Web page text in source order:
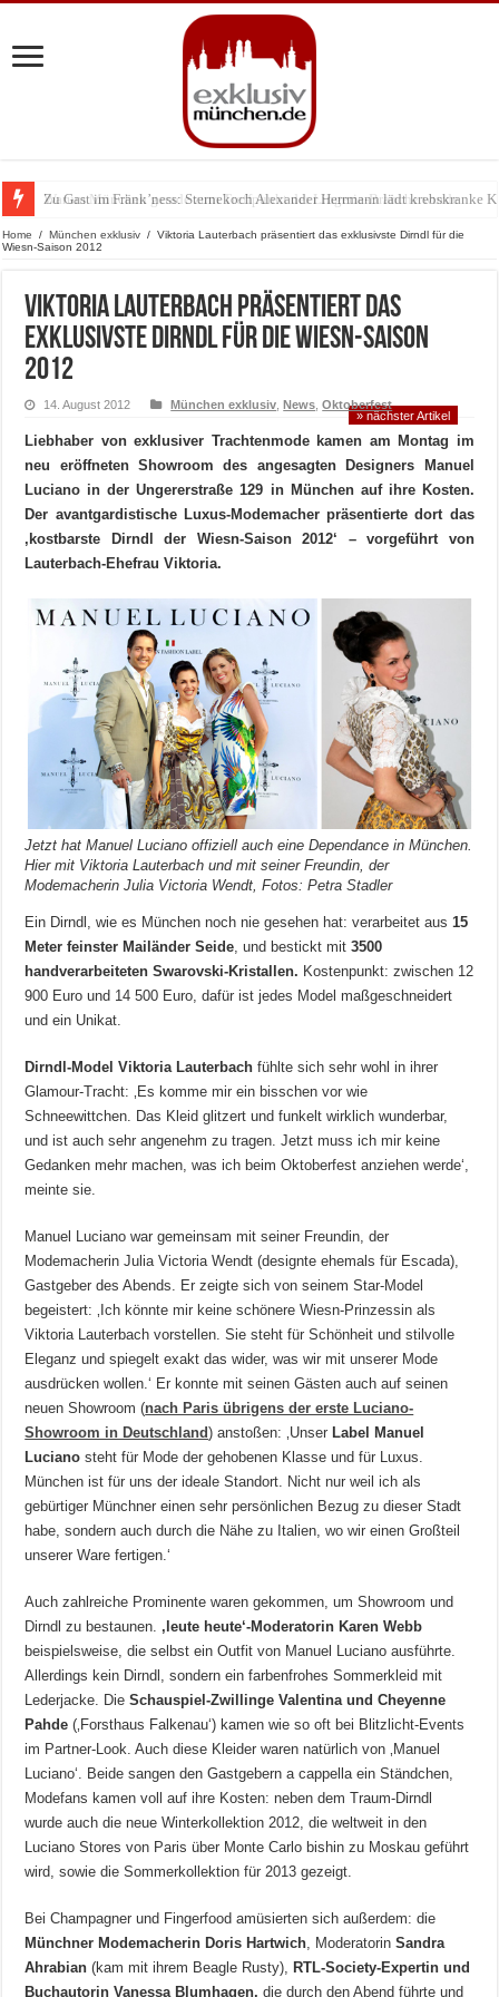
Zu Gast im Fränk’ness: Sternekoch Alexander Herrmann lädt krebskranke
Warum München gerade zum Treffpunkt der Lingerie-Branche wurde
Home / München exklusiv / Viktoria Lauterbach präsentiert das exklusivste Dirndl für die
Wiesn-Saison 2012
Viktoria Lauterbach präsentiert das
exklusivste Dirndl für die Wiesn-Saison
2012
14. August 2012 München exklusiv ,News ,Oktoberfest
» nächster Artikel
Liebhaber von exklusiver Trachtenmode kamen am Montag im
neu eröffneten Showroom des angesagten Designers Manuel
Luciano in der Ungererstraße 129 in München auf ihre Kosten.
Der avantgardistische Luxus-Modemacher präsentierte dort das
‚kostbarste Dirndl der Wiesn-Saison 2012‘ – vorgeführt von
Lauterbach-Ehefrau Viktoria.
Jetzt hat Manuel Luciano offiziell auch eine Dependance in München.
Hier mit Viktoria Lauterbach und mit seiner Freundin, der
Modemacherin Julia Victoria Wendt, Fotos: Petra Stadler
Ein Dirndl, wie es München noch nie gesehen hat: verarbeitet aus15
Meter feinster Mailänder Seide, und bestickt mit3500
handverarbeiteten Swarovski-Kristallen. Kostenpunkt: zwischen 12
900 Euro und 14 500 Euro, dafür ist jedes Model maßgeschneidert
und ein Unikat.
Dirndl-Model Viktoria Lauterbach fühlte sich sehr wohl in ihrer
Glamour-Tracht: ‚Es komme mir ein bisschen vor wie
Schneewittchen. Das Kleid glitzert und funkelt wirklich wunderbar,
und ist auch sehr angenehm zu tragen. Jetzt muss ich mir keine
Gedanken mehr machen, was ich beim Oktoberfest anziehen werde‘,
meinte sie.
Manuel Luciano war gemeinsam mit seiner Freundin, der
Modemacherin Julia Victoria Wendt (designte ehemals für Escada),
Gastgeber des Abends. Er zeigte sich von seinem Star-Model
begeistert: ‚Ich könnte mir keine schönere Wiesn-Prinzessin als
Viktoria Lauterbach vorstellen. Sie steht für Schönheit und stilvolle
Eleganz und spiegelt exakt das wider, was wir mit unserer Mode
ausdrücken wollen.‘ Er konnte mit seinen Gästen auch auf seinen
neuen Showroom (nach Paris übrigens der erste Luciano-
Showroom in Deutschland) anstoßen: ‚Unser Label Manuel
Luciano steht für Mode der gehobenen Klasse und für Luxus.
München ist für uns der ideale Standort. Nicht nur weil ich als
gebürtiger Münchner einen sehr persönlichen Bezug zu dieser Stadt
habe, sondern auch durch die Nähe zu Italien, wo wir einen Großteil
unserer Ware fertigen.‘
Auch zahlreiche Prominente waren gekommen, um Showroom und
Dirndl zu bestaunen. ‚leute heute‘-Moderatorin Karen Webb
beispielsweise, die selbst ein Outfit von Manuel Luciano ausführte.
Allerdings kein Dirndl, sondern ein farbenfrohes Sommerkleid mit
Lederjacke. Die Schauspiel-Zwillinge Valentina und Cheyenne
Pahde (‚Forsthaus Falkenau‘) kamen wie so oft bei Blitzlicht-Events
im Partner-Look. Auch diese Kleider waren natürlich von ‚Manuel
Luciano‘. Beide sangen den Gastgebern a cappella ein Ständchen,
Modefans kamen voll auf ihre Kosten: neben dem Traum-Dirndl
wurde auch die neue Winterkollektion 2012, die weltweit in den
Luciano Stores von Paris über Monte Carlo bishin zu Moskau geführt
wird, sowie die Sommerkollektion für 2013 gezeigt.
Bei Champagner und Fingerfood amüsierten sich außerdem: die
Münchner Modemacherin Doris Hartwich, Moderatorin Sandra
Ahrabian (kam mit ihrem Beagle Rusty), RTL-Society-Expertin und
Buchautorin Vanessa Blumhagen, die durch den Abend führte und